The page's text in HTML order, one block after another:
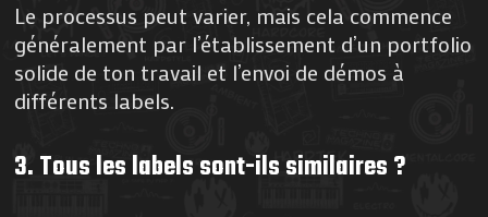
Le processus peut varier, mais cela commence
généralement par l’établissement d’un portfolio
solide de ton travail et l’envoi de démos à
différents labels.
3. Tous les labels sont-ils similaires ?